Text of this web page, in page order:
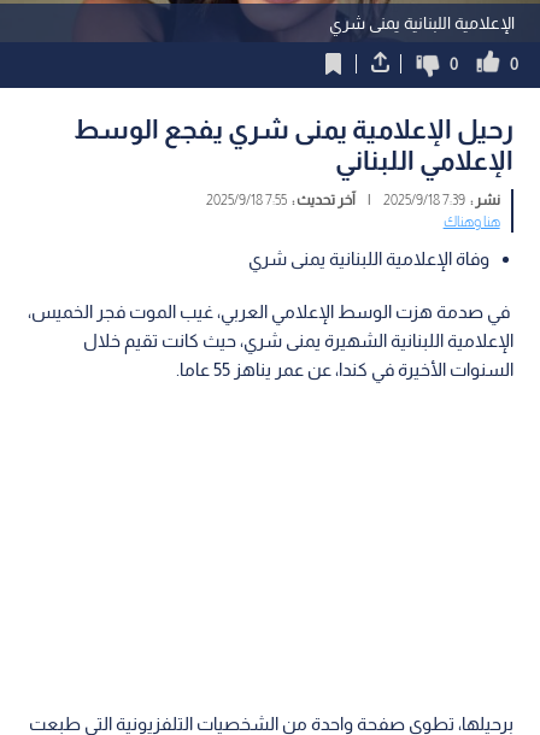
الإعلامية اللبنانية يمنى شري
0
0
رحيل الإعلامية يمنى شري يفجع الوسط
الإعلامي اللبناني
نشر :7:39 2025/9/18
| آخر تحديث :7:55 2025/9/18
هنا وهناك
وفاة الإعلامية اللبنانية يمنى شري
في صدمة هزت الوسط الإعلامي العربي، غيب الموت فجر الخميس،
الإعلامية اللبنانية الشهيرة يمنى شري، حيث كانت تقيم خلال
السنوات الأخيرة في كندا، عن عمر يناهز 55 عاما.
برحيلها، تطوى صفحة واحدة من الشخصيات التلفزيونية التي طبعت